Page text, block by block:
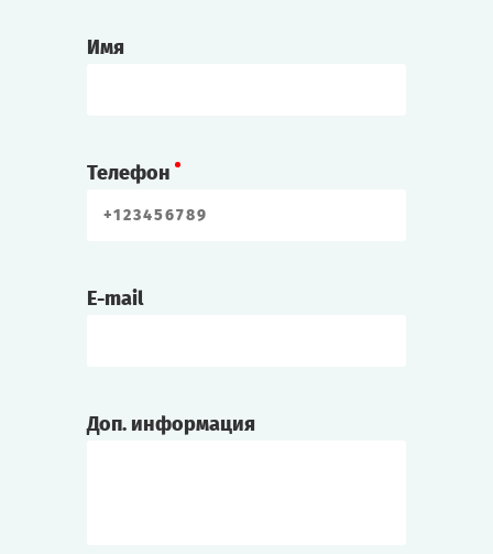
Имя
Телефон
E-mail
Доп. информация